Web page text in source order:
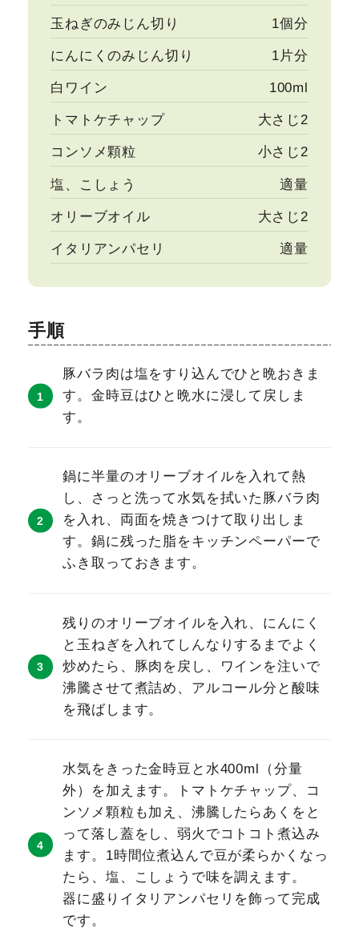
玉ねぎのみじん切り 1個分
にんにくのみじん切り 1片分
白ワイン 100ml
トマトケチャップ 大さじ2
コンソメ顆粒 小さじ2
塩、こしょう 適量
オリーブオイル 大さじ2
イタリアンパセリ 適量
手順
豚バラ肉は塩をすり込んでひと晩おきま
す。金時豆はひと晩水に浸して戻しま
す。
鍋に半量のオリーブオイルを入れて熱
し、さっと洗って水気を拭いた豚バラ肉
を入れ、両面を焼きつけて取り出しま
す。鍋に残った脂をキッチンペーパーで
ふき取っておきます。
残りのオリーブオイルを入れ、にんにく
と玉ねぎを入れてしんなりするまでよく
炒めたら、豚肉を戻し、ワインを注いで
沸騰させて煮詰め、アルコール分と酸味
を飛ばします。
水気をきった金時豆と水400ml（分量
外）を加えます。トマトケチャップ、コ
ンソメ顆粒も加え、沸騰したらあくをと
って落し蓋をし、弱火でコトコト煮込み
ます。1時間位煮込んで豆が柔らかくなっ
たら、塩、こしょうで味を調えます。
器に盛りイタリアンパセリを飾って完成
です。